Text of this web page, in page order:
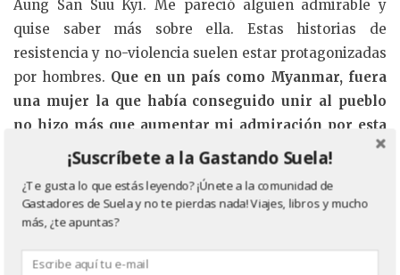
Aung San Suu Kyi. Me pareció alguien admirable y
quise saber más sobre ella. Estas historias de
resistencia y no-violencia suelen estar protagonizadas
por hombres. Que en un país como Myanmar, fuera
una mujer la que había conseguido unir al pueblo
no hizo más que aumentar mi admiración por esta
En Bagán encontré una señora que vendía
libros y tenía las
durante su arresto domiciliario traducidas al
castellano. Las devoré.
Hoy, Aung San Suu Kyi me genera dudas. ¿Puede
¡Suscríbete a la Gastando Suela!
¿Te gusta lo que estás leyendo? ¡Únete a la comunidad de
Gastadores de Suela y no te pierdas nada! Viajes, libros y mucho
más, ¿te apuntas?